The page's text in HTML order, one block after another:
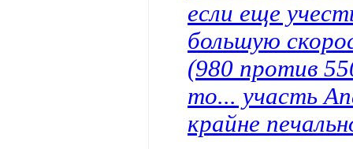
если еще
большую
(980 против
то... участь
крайне